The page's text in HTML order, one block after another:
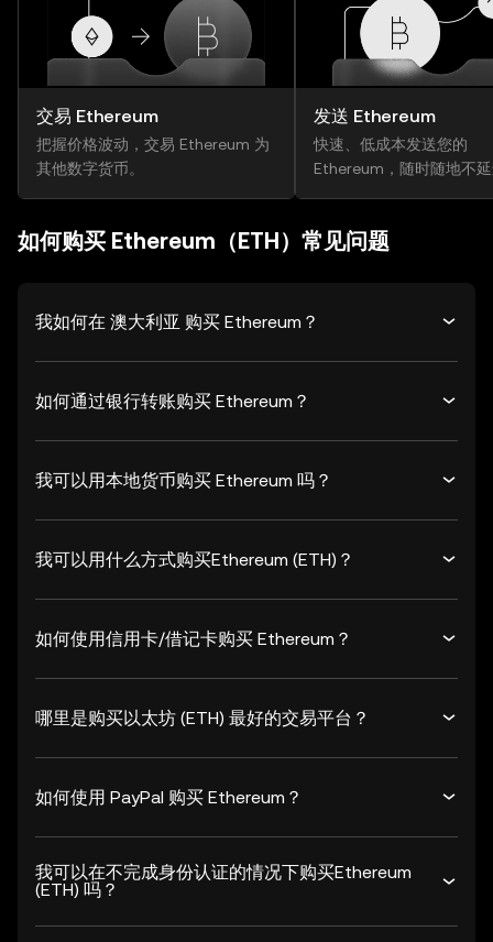
交易 Ethereum
把握价格波动，交易 Ethereum 为
其他数字货币。
发送 Ethereum
快速、低成本发送您的
Ethereum，随时随地不
如何购买 Ethereum（ETH）常见问题
我如何在 澳大利亚 购买 Ethereum？
如何通过银行转账购买 Ethereum？
我可以用本地货币购买 Ethereum 吗？
我可以用什么方式购买Ethereum (ETH)？
如何使用信用卡/借记卡购买 Ethereum？
哪里是购买以太坊 (ETH) 最好的交易平台？
如何使用 PayPal 购买 Ethereum？
我可以在不完成身份认证的情况下购买Ethereum
(ETH) 吗？